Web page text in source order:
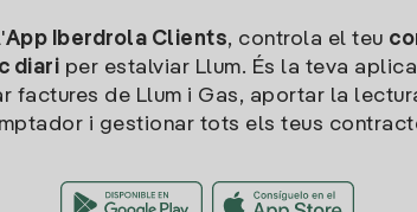
App Iberdrola Clients, controla el teu
diari per estalviar Llum. És la teva
factures de Llum i Gas, aportar la
i gestionar tots els teus